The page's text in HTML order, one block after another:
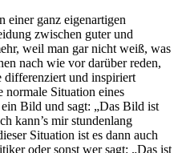
einer ganz eigenartigen
zwischen guter und
weil man gar nicht weiß, was
nach wie vor darüber reden,
differenziert und inspiriert
normale Situation eines
Bild und sagt: „Das Bild ist
kann’s mir stundenlang
Situation ist es dann auch
oder sonst wer sagt: „Das ist